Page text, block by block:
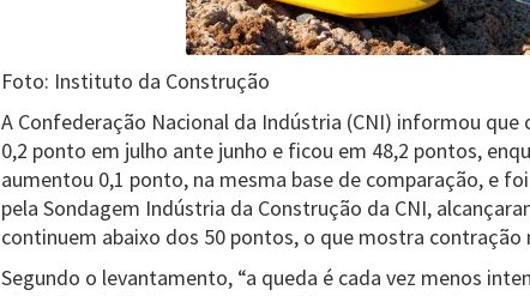
Foto: Instituto da Construção
A Confederação Nacional da Indústria (CNI) informou
0,2 ponto em julho ante junho e ficou em 48,2 pontos,
aumentou 0,1 ponto, na mesma base de comparação, e
pela Sondagem Indústria da Construção da CNI,
continuem abaixo dos 50 pontos, o que mostra contração
Segundo o levantamento, “a queda é cada vez menos